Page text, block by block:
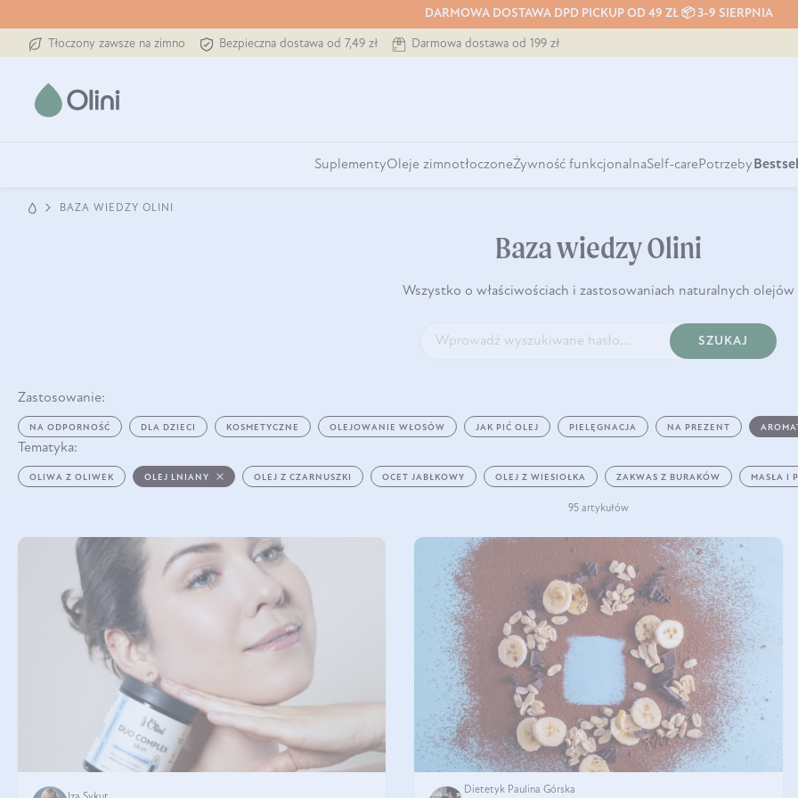
DARMOWA DOSTAWA DPD PICKUP OD 49 ZŁ 📦 3-9 SIERPNIA
Tłoczony zawsze na zimno Bezpieczna dostawa od 7,49 zł Darmowa dostawa od 199 zł
SuplementyOleje zimnotłoczoneŻywność funkcjonalnaSelf-carePotrzeby
BAZA WIEDZY OLINI
Baza wiedzy Olini
Wszystko o właściwościach i zastosowaniach naturalnych olejów
SZUKAJ
Zastosowanie:
NA ODPORNOŚĆ DLA DZIECI KOSMETYCZNE OLEJOWANIE WŁOSÓW JAK PIĆ OLEJ PIELĘGNACJA NA PREZENT
Tematyka:
OLIWA Z OLIWEK OLEJ LNIANY OLEJ Z CZARNUSZKI OCET JABŁKOWY OLEJ Z WIESIOŁKA ZAKWAS Z BURAKÓW MASŁA I
95 artykułów
Dietetyk Paulina Górska